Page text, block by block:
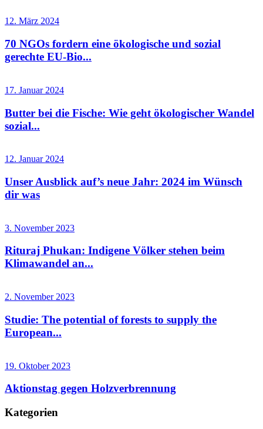
12. März 2024
70 NGOs fordern eine ökologische und sozial
gerechte EU-Bio...
17. Januar 2024
Butter bei die Fische: Wie geht ökologischer Wandel
sozial...
12. Januar 2024
Unser Ausblick auf’s neue Jahr: 2024 im Wünsch
dir was
3. November 2023
Rituraj Phukan: Indigene Völker stehen beim
Klimawandel an...
2. November 2023
Studie: The potential of forests to supply the
European...
19. Oktober 2023
Aktionstag gegen Holzverbrennung
Kategorien